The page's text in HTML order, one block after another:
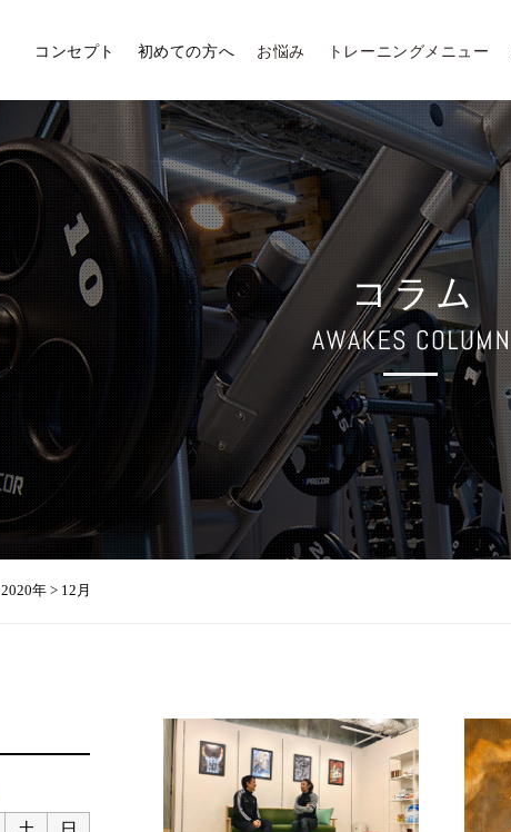
コンセプト 初めての方へ お悩み トレーニングメニュー
2020年 > 12月